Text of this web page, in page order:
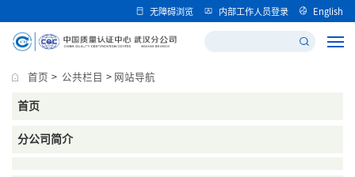
无障碍浏览 内部工作人员登录 English
首页 > 公共栏目 > 网站导航
首页
分公司简介